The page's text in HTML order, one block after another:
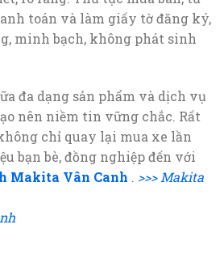
toán và làm giấy tờ đăng ký,
minh bạch, không phát sinh
đa dạng sản phẩm và dịch vụ
nên niềm tin vững chắc. Rất
chỉ quay lại mua xe lần
bạn bè, đồng nghiệp đến với
Makita Vân Canh . >>> Makita